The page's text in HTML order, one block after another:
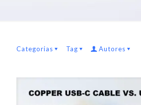
Categorias Tag Autores